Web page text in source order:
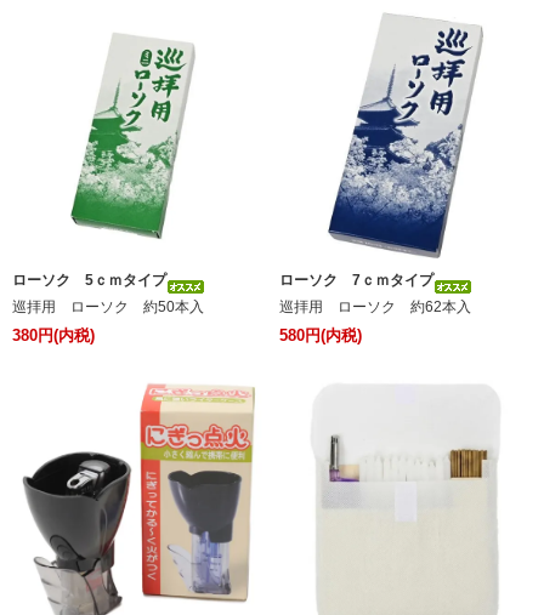
ローソク 5ｃｍタイプ
巡拝用 ローソク 約50本入
380円(内税)
ローソク 7ｃｍタイプ
巡拝用 ローソク 約62本入
580円(内税)